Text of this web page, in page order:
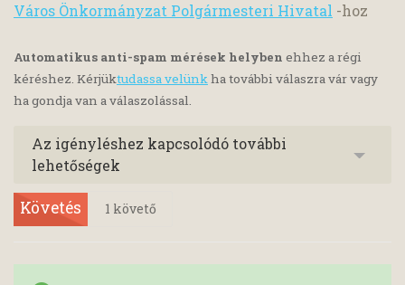
Város Önkormányzat Polgármesteri Hivatal -hoz
Automatikus anti-spam mérések helyben ehhez a régi
kéréshez. Kérjüktudassa velünkha további válaszra vár vagy
ha gondja van a válaszolással.
Az igényléshez kapcsolódó további
lehetőségek
Követés 1 követő